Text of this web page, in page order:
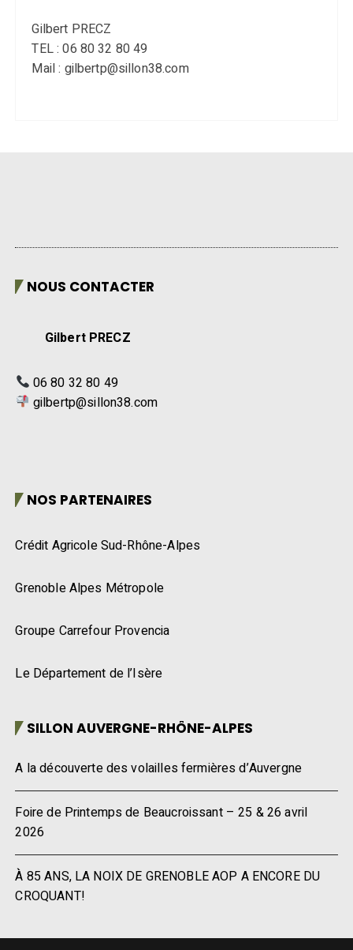
Gilbert PRECZ
TEL : 06 80 32 80 49
Mail : gilbertp@sillon38.com
NOUS CONTACTER
Gilbert PRECZ
06 80 32 80 49
gilbertp@sillon38.com
NOS PARTENAIRES
Crédit Agricole Sud-Rhône-Alpes
Grenoble Alpes Métropole
Groupe Carrefour Provencia
Le Département de l’Isère
SILLON AUVERGNE-RHÔNE-ALPES
A la découverte des volailles fermières d’Auvergne
Foire de Printemps de Beaucroissant – 25 & 26 avril
2026
À 85 ANS, LA NOIX DE GRENOBLE AOP A ENCORE DU
CROQUANT!